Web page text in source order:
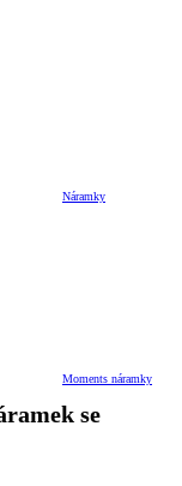
Náramky
Moments náramky
se